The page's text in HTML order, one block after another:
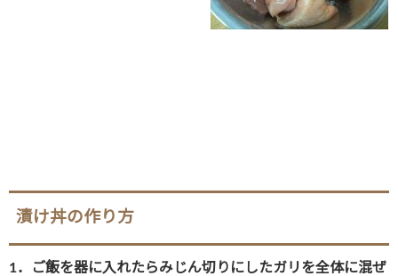
漬け丼の作り方
1．ご飯を器に入れたらみじん切りにしたガリを全体に混ぜ